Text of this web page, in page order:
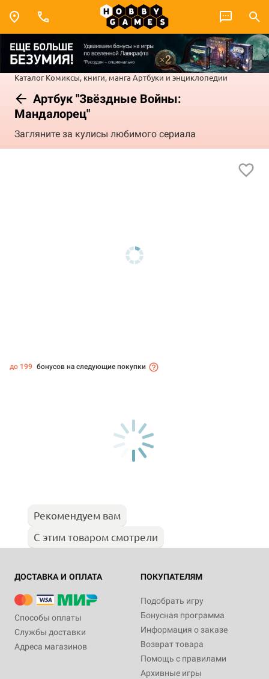
Каталог Комиксы, книги, манга Артбуки и энциклопедии
Артбук "Звёздные Войны:
Мандалорец"
Загляните за кулисы любимого сериала
до 199 бонусов на следующие покупки
Рекомендуем вам
С этим товаром смотрели
ДОСТАВКА И ОПЛАТА
Способы оплаты
Службы доставки
Адреса магазинов
ПОКУПАТЕЛЯМ
Подобрать игру
Бонусная программа
Информация о заказе
Возврат товара
Помощь с правилами
Архивные игры